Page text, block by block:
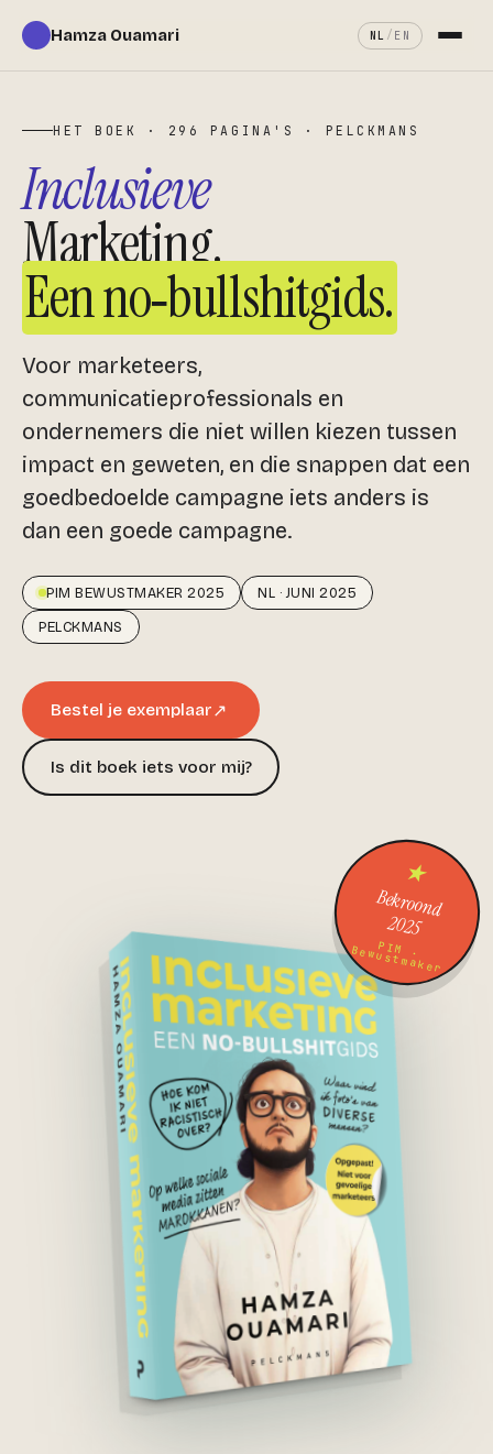
Hamza Ouamari
Keynotes
Mijn boek
Plan een gesprek ↗
NL / EN
HET BOEK · 296 PAGINA'S · PELCKMANS
Inclusieve
Marketing.
Een no‑bullshitgids.
Voor marketeers,
communicatieprofessionals en
ondernemers die niet willen kiezen tussen
impact en geweten, en die snappen dat een
goedbedoelde campagne iets anders is
dan een goede campagne.
PIM BEWUSTMAKER 2025 NL · JUNI 2025
PELCKMANS
Bestel je exemplaar↗
Is dit boek iets voor mij?
★
Bekroond
2025
PIM ·
Bewustmaker